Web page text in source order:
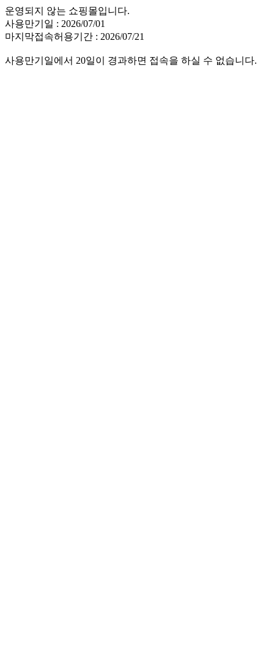
운영되지 않는 쇼핑몰입니다.
사용만기일 : 2026/07/01
마지막접속허용기간 : 2026/07/21
사용만기일에서 20일이 경과하면 접속을 하실 수 없습니다.